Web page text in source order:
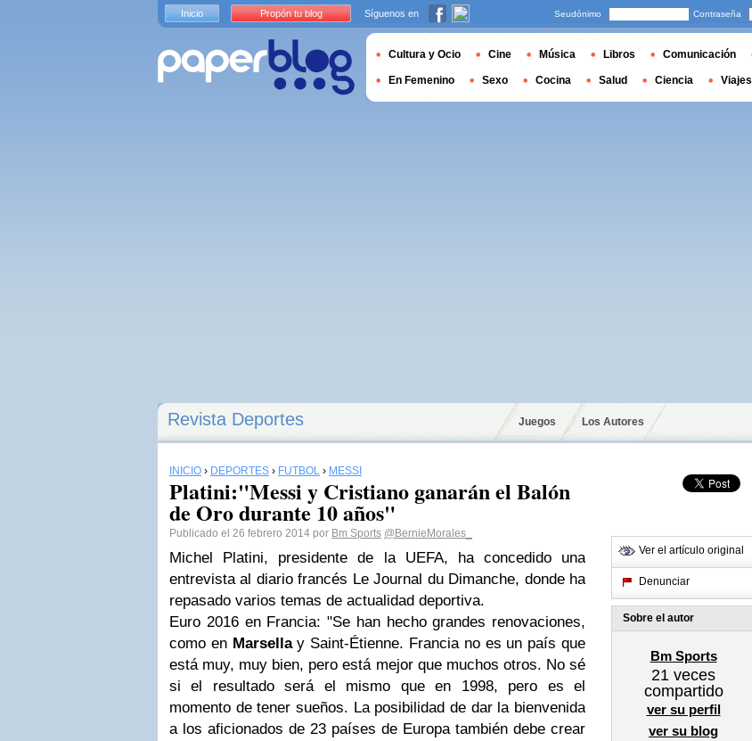
Revista Deportes Juegos Los Autores
INICIO › DEPORTES › FÚTBOL › MESSI
Platini:"Messi y Cristiano ganarán el Balón
de Oro durante 10 años"
Publicado el 26 febrero 2014 por Bm Sports @BernieMorales_
Michel Platini, presidente de la UEFA, ha concedido una
entrevista al diario francés Le Journal du Dimanche, donde ha
repasado varios temas de actualidad deportiva.
Euro 2016 en Francia: "Se han hecho grandes renovaciones,
como en Marsellay Saint-Étienne. Francia no es un país que
está muy, muy bien, pero está mejor que muchos otros. No sé
si el resultado será el mismo que en 1998, pero es el
momento de tener sueños. La posibilidad de dar la bienvenida
a los aficionados de 23 países de Europa también debe crear
Ver el artículo original
Denunciar
Sobre el autor
Bm Sports
21 veces
compartido
ver su perfil
ver su blog
Inicio Propón tu blog Síguenos en Seudónimo Contraseña
Cultura y Ocio Cine Música Libros Comunicación
En Femenino Sexo Cocina Salud Ciencia Viajes